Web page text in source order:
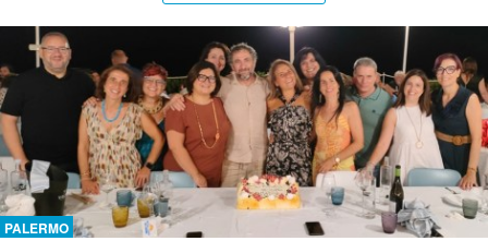
PALERMO